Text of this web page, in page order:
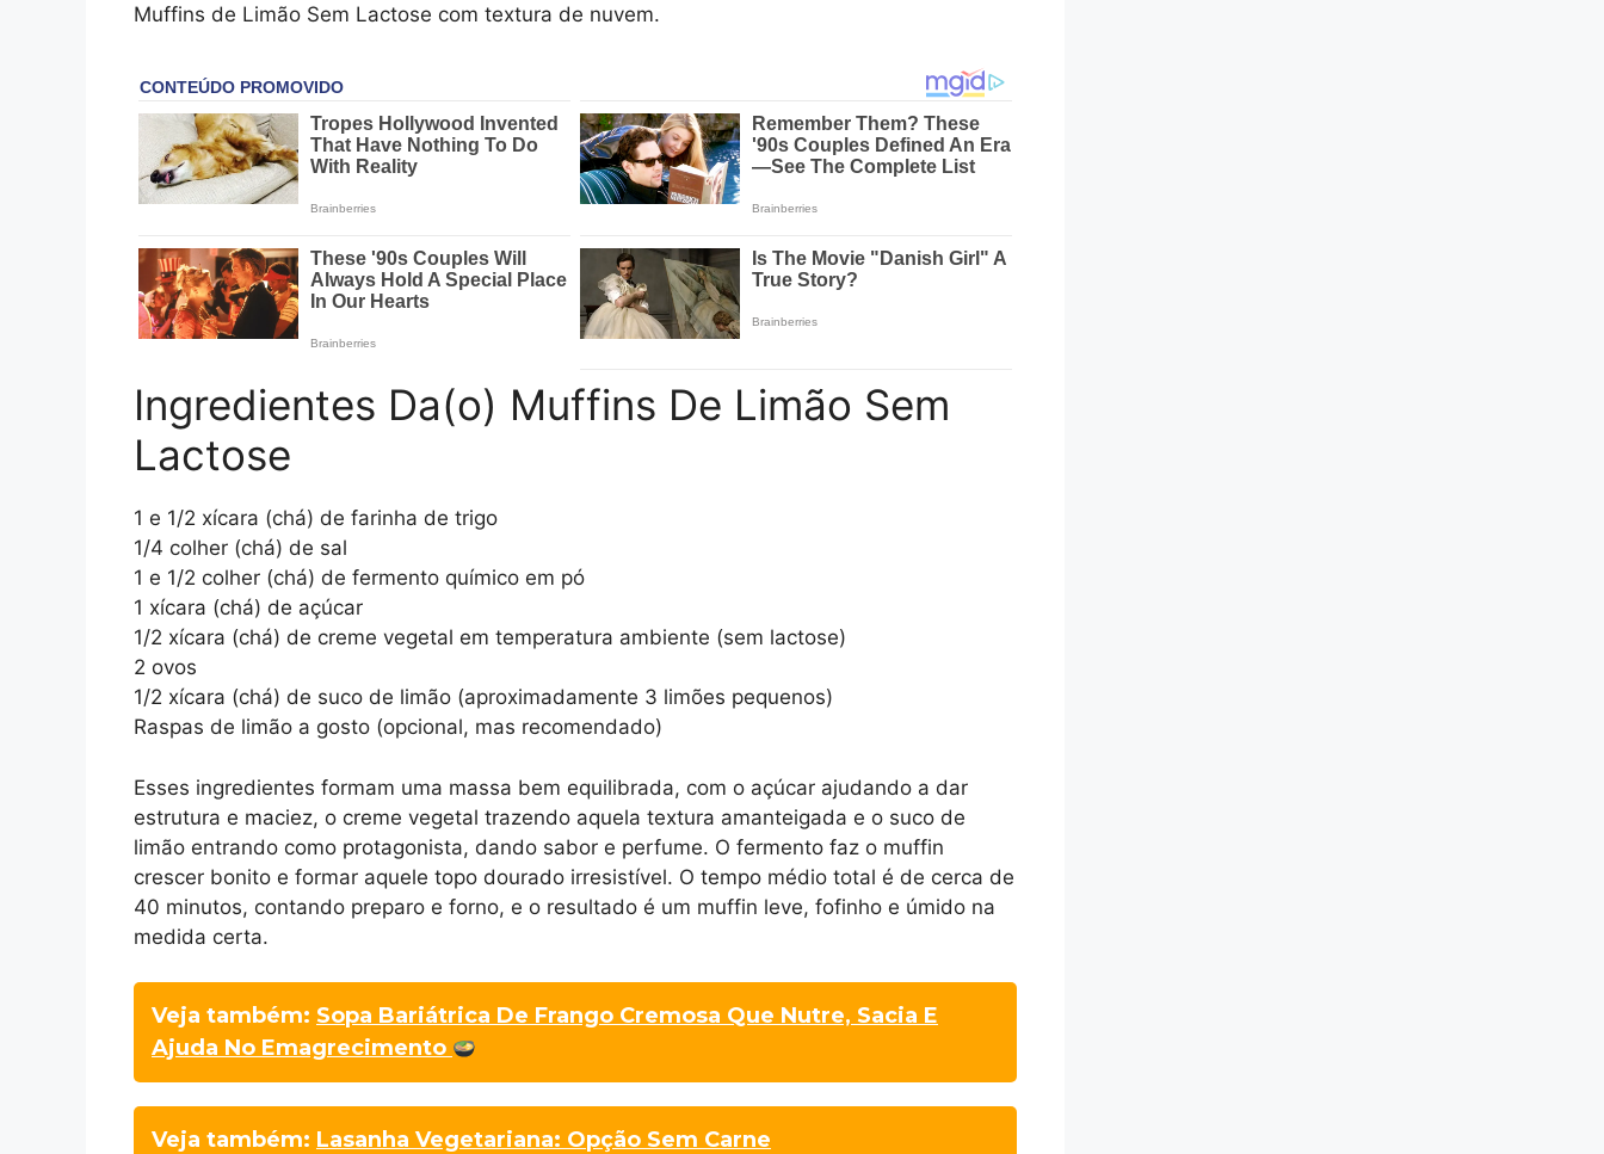
Muffins de Limão Sem Lactose com textura de nuvem.
Ingredientes Da(o) Muffins De Limão Sem
Lactose
1 e 1/2 xícara (chá) de farinha de trigo
1/4 colher (chá) de sal
1 e 1/2 colher (chá) de fermento químico em pó
1 xícara (chá) de açúcar
1/2 xícara (chá) de creme vegetal em temperatura ambiente (sem lactose)
2 ovos
1/2 xícara (chá) de suco de limão (aproximadamente 3 limões pequenos)
Raspas de limão a gosto (opcional, mas recomendado)
Esses ingredientes formam uma massa bem equilibrada, com o açúcar ajudando a dar
estrutura e maciez, o creme vegetal trazendo aquela textura amanteigada e o suco de
limão entrando como protagonista, dando sabor e perfume. O fermento faz o muffin
crescer bonito e formar aquele topo dourado irresistível. O tempo médio total é de cerca de
40 minutos, contando preparo e forno, e o resultado é um muffin leve, fofinho e úmido na
medida certa.
Veja também: Sopa Bariátrica De Frango Cremosa Que Nutre, Sacia E
Ajuda No Emagrecimento
Veja também: Lasanha Vegetariana: Opção Sem Carne